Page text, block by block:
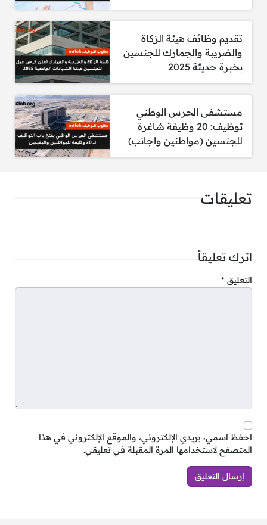
مطلوب رائد نشاط
مطلوب مراقب طلبة
مطلوب معلم ذكاء صناعي
مطلوب معلم روبوت
مطلوب معلم قدرات – لفظي
مطلوب معلم قدرات – كمي
وغيرها من التخصصات
للوظائف التعليمية.
تُمنح أولوية التوظيف للمواطنين السعوديين.
يمكنكم الان التقديم عبر الرابط التالي:
يمكنك الآن متابعتنا من خلال مختلف مواقع
تقديم وظائف هيئة الزكاة
والضريبة والجمارك للجنسين
بخبرة حديثة 2025
مستشفى الحرس الوطني
توظيف: 20 وظيفة شاغرة
للجنسين (مواطنين واجانب)
تعليقات
اترك تعليقاً
التعليق *
احفظ اسمي، بريدي الإلكتروني، والموقع الإلكتروني في هذا
المتصفح لاستخدامها المرة المقبلة في تعليقي.